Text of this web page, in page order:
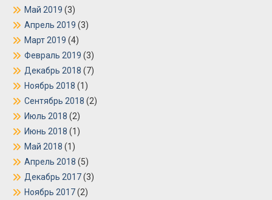
Май 2019 (3)
Апрель 2019 (3)
Март 2019 (4)
Февраль 2019 (3)
Декабрь 2018 (7)
Ноябрь 2018 (1)
Сентябрь 2018 (2)
Июль 2018 (2)
Июнь 2018 (1)
Май 2018 (1)
Апрель 2018 (5)
Декабрь 2017(3)
Ноябрь 2017(2)